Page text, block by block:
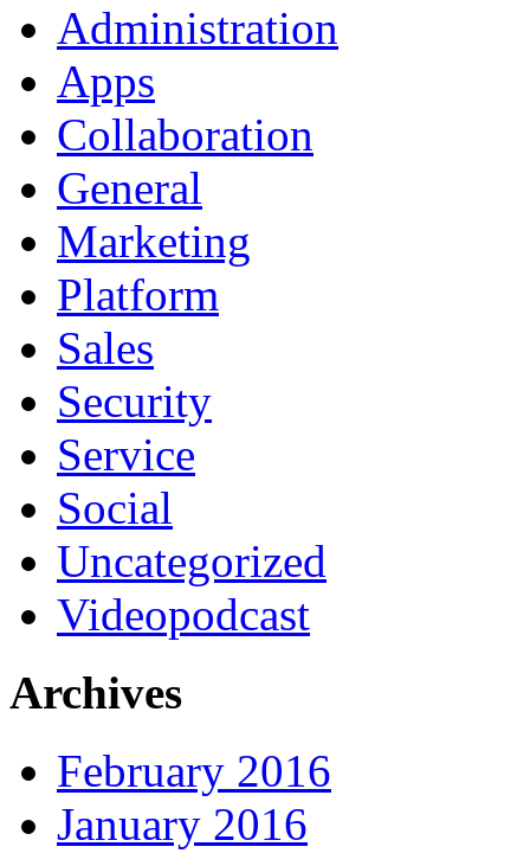
Administration
Apps
Collaboration
General
Marketing
Platform
Sales
Security
Service
Social
Uncategorized
Videopodcast
Archives
February 2016
January 2016